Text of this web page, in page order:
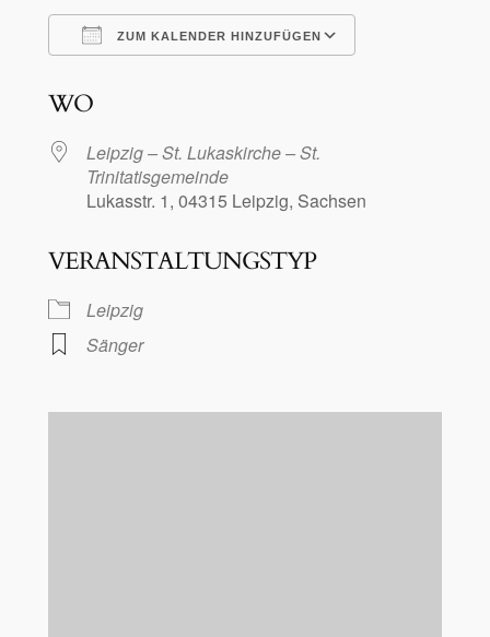
ZUM KALENDER HINZUFÜGEN
WO
Leipzig – St. Lukaskirche – St.
Trinitatisgemeinde
Lukasstr. 1, 04315 Leipzig, Sachsen
VERANSTALTUNGSTYP
Leipzig
Sänger